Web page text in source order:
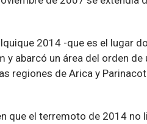
2014 -que es el lugar
y abarcó un área del orden
regiones de Arica y
que el terremoto de 2014 no